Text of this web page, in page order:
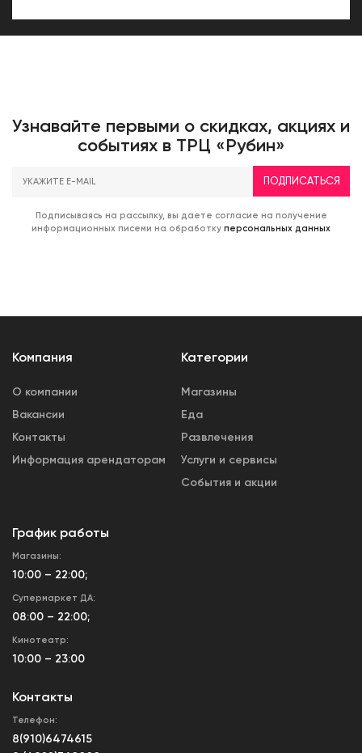
Узнавайте первыми о скидках, акциях и
событиях в ТРЦ «Рубин»
ПОДПИСАТЬСЯ
Подписываясь на рассылку, вы даете согласие на получение
информационных писеми на обработку персональных данных
Компания
О компании
Вакансии
Контакты
Информация арендаторам
Категории
Магазины
Еда
Развлечения
Услуги и сервисы
События и акции
График работы
Магазины:
10:00 – 22:00;
Супермаркет ДА:
08:00 – 22:00;
Кинотеатр:
10:00 – 23:00
Контакты
Телефон:
8(910)6474615